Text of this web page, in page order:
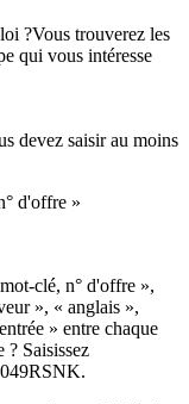
?Vous trouverez les
qui vous intéresse
devez saisir au moins
d'offre »
clé, n° d'offre »,
», « anglais »,
» entre chaque
? Saisissez
049RSNK.